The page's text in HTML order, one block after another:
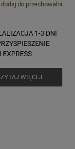
dodaj do przechowalni
1-3 DNI
EXPRESS
WIĘCEJ